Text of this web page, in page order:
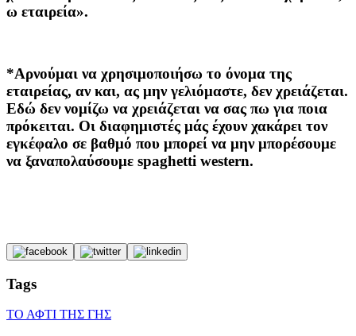
ω εταιρεία».
*Αρνούμαι να χρησιμοποιήσω το όνομα της
εταιρείας, αν και, ας μην γελιόμαστε, δεν χρειάζεται.
Εδώ δεν νομίζω να χρειάζεται να σας πω για ποια
πρόκειται. Οι διαφημιστές μάς έχουν χακάρει τον
εγκέφαλο σε βαθμό που μπορεί να μην μπορέσουμε
να ξαναπολαύσουμε spaghetti western.
Tags
ΤΟ ΑΦΤΙ ΤΗΣ ΓΗΣ